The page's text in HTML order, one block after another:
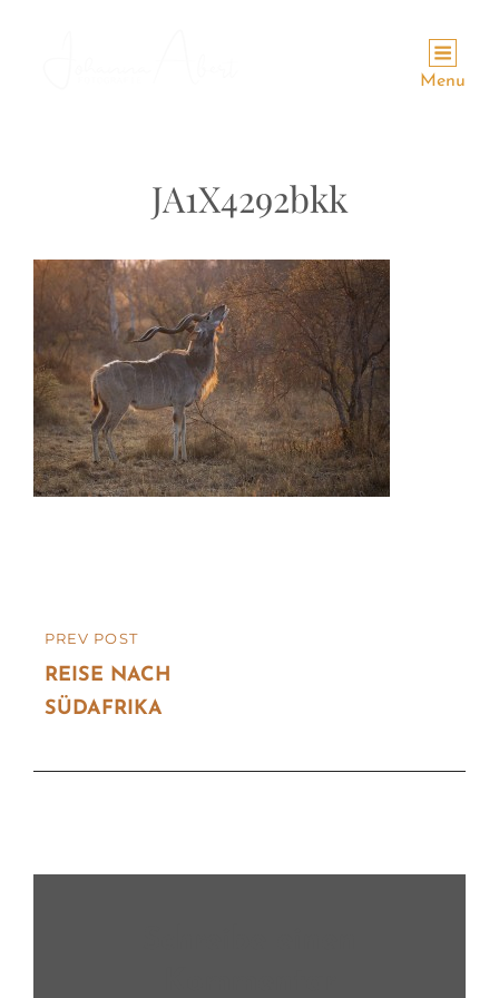
Menu
JA1X4292bkk
Beitragsnavigation
PREVIOUS
POST
PREV POST
REISE NACH
SÜDAFRIKA